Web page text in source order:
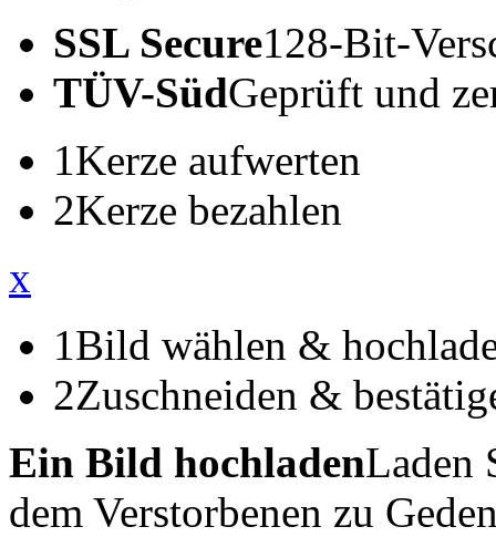
SSL Secure128-Bit-
TÜV-SüdGeprüft und
1Kerze aufwerten
2Kerze bezahlen
x
1Bild wählen &
2Zuschneiden &
Ein Bild hochladenLaden
dem Verstorbenen zu